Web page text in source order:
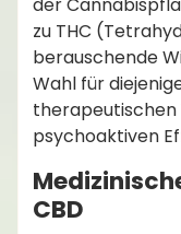
der
zu THC
berauschende
Wahl für
therapeutischen
psychoaktiven
CBD